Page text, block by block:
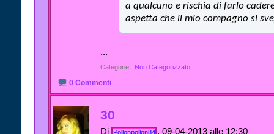
a qualcuno e rischia di farlo
aspetta che il mio compagno si
...
Categorie Non Categorizzato
0 Commenti
30
Di Pollonpollon84 , 09-04-2013 alle 12:30